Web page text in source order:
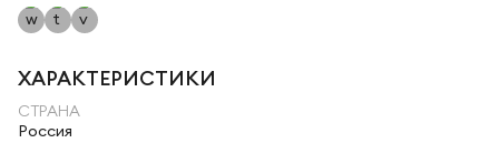
ХАРАКТЕРИСТИКИ
СТРАНА
Россия